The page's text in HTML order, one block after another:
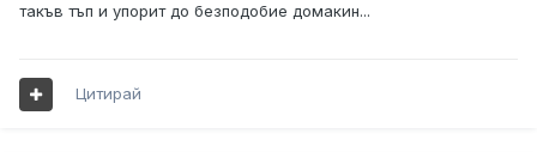
такъв тъп и упорит до безподобие домакин...
Цитирай